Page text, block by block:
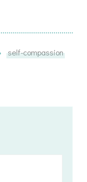
self-compassion